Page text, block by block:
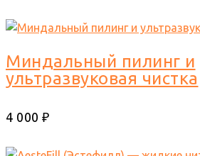
Миндальный пилинг и
ультразвуковая чистка
4 000 ₽